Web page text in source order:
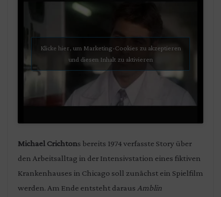
Klicke hier, um Marketing-Cookies zu akzeptieren
und diesen Inhalt zu aktivieren
Michael Crichtons bereits 1974 verfasste Story über
den Arbeitsalltag in der Intensivstation eines fiktiven
Krankenhauses in Chicago soll zunächst ein Spielfilm
werden. Am Ende entsteht daraus Amblin